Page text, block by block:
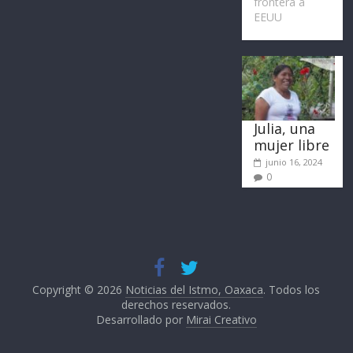
EEUU
Julia, una
mujer libre
junio 16, 2024
0
Copyright © 2026 Noticias del Istmo, Oaxaca. Todos los
derechos reservados.
Desarrollado por Mirai Creativo